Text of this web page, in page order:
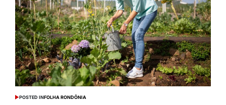
POSTED INFOLHA RONDÔNIA